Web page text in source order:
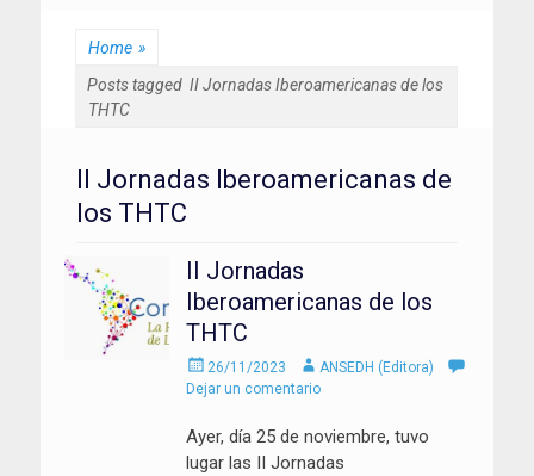
Home »
Posts tagged II Jornadas Iberoamericanas de los
THTC
II Jornadas Iberoamericanas de
los THTC
II Jornadas
Iberoamericanas de los
THTC
Enviado
el
26/11/2023 AutorANSEDH (Editora)
Dejar un comentario
Ayer, día 25 de noviembre, tuvo
lugar las II Jornadas